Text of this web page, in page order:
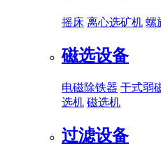
摇床 离心选矿机 螺
磁选设备
电磁除铁器 干式弱
选机 磁选机
过滤设备